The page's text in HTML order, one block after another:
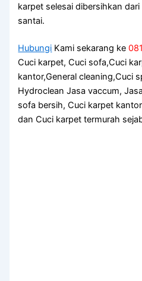
karpet selesai dibersihkan
santai.
Hubungi Kami sekarang ke
Cuci karpet, Cuci sofa,Cuci
kantor,General cleaning,Cuci
Hydroclean Jasa vaccum,
sofa bersih, Cuci karpet
dan Cuci karpet termurah